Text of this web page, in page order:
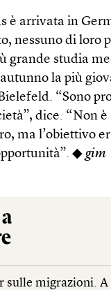
è arrivata in
nessuno di loro
grande studia
la più
“Sono
dice. “Non
ma l’obiettivo
◆ gim
sulle migrazioni. A